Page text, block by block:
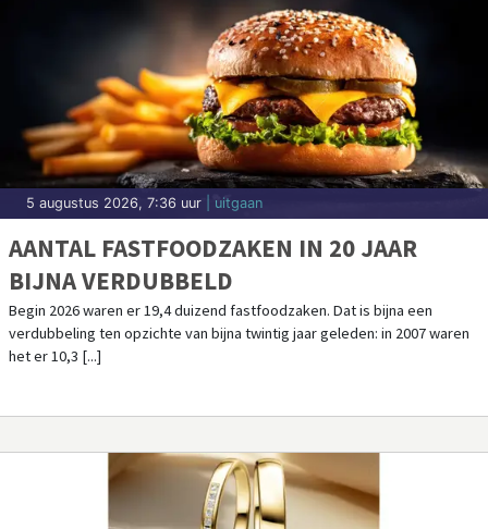
5 augustus 2026, 7:36 uur | uitgaan
AANTAL FASTFOODZAKEN IN 20 JAAR
BIJNA VERDUBBELD
Begin 2026 waren er 19,4 duizend fastfoodzaken. Dat is bijna een
verdubbeling ten opzichte van bijna twintig jaar geleden: in 2007 waren
het er 10,3 [...]